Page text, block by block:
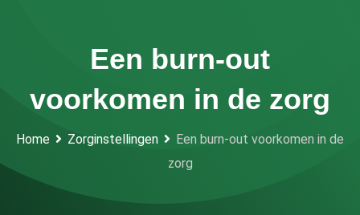
Een burn-out
voorkomen in de zorg
Home Zorginstellingen
Een burn-out voorkomen in de
zorg